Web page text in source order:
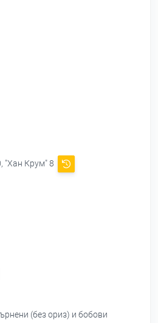
"Хан Крум" 8
(без ориз) и бобови